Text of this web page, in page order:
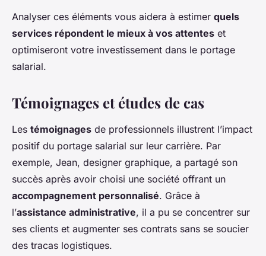
Analyser ces éléments vous aidera à estimer quels
services répondent le mieux à vos attentes et
optimiseront votre investissement dans le portage
salarial.
Témoignages et études de cas
Les témoignages de professionnels illustrent l’impact
positif du portage salarial sur leur carrière. Par
exemple, Jean, designer graphique, a partagé son
succès après avoir choisi une société offrant un
accompagnement personnalisé. Grâce à
l’assistance administrative, il a pu se concentrer sur
ses clients et augmenter ses contrats sans se soucier
des tracas logistiques.